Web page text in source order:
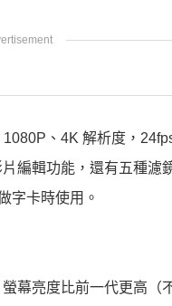
、4K 解析度，
編輯功能，還有五種濾
字卡時使用。
幕亮度比前一代更高（